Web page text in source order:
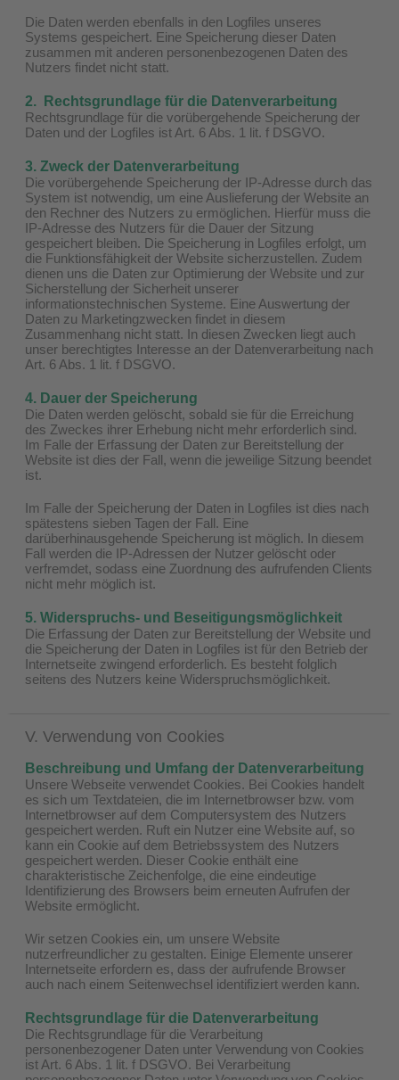
Die Daten werden ebenfalls in den Logfiles unseres
Systems gespeichert. Eine Speicherung dieser Daten
zusammen mit anderen personenbezogenen Daten des
Nutzers findet nicht statt.
2. Rechtsgrundlage für die Datenverarbeitung
Rechtsgrundlage für die vorübergehende Speicherung der
Daten und der Logfiles ist Art. 6 Abs. 1 lit. f DSGVO.
3. Zweck der Datenverarbeitung
Die vorübergehende Speicherung der IP-Adresse durch das
System ist notwendig, um eine Auslieferung der Website an
den Rechner des Nutzers zu ermöglichen. Hierfür muss die
IP-Adresse des Nutzers für die Dauer der Sitzung
gespeichert bleiben. Die Speicherung in Logfiles erfolgt, um
die Funktionsfähigkeit der Website sicherzustellen. Zudem
dienen uns die Daten zur Optimierung der Website und zur
Sicherstellung der Sicherheit unserer
informationstechnischen Systeme. Eine Auswertung der
Daten zu Marketingzwecken findet in diesem
Zusammenhang nicht statt. In diesen Zwecken liegt auch
unser berechtigtes Interesse an der Datenverarbeitung nach
Art. 6 Abs. 1 lit. f DSGVO.
4. Dauer der Speicherung
Die Daten werden gelöscht, sobald sie für die Erreichung
des Zweckes ihrer Erhebung nicht mehr erforderlich sind.
Im Falle der Erfassung der Daten zur Bereitstellung der
Website ist dies der Fall, wenn die jeweilige Sitzung beendet
ist.
Im Falle der Speicherung der Daten in Logfiles ist dies nach
spätestens sieben Tagen der Fall. Eine
darüberhinausgehende Speicherung ist möglich. In diesem
Fall werden die IP-Adressen der Nutzer gelöscht oder
verfremdet, sodass eine Zuordnung des aufrufenden Clients
nicht mehr möglich ist.
5. Widerspruchs- und Beseitigungsmöglichkeit
Die Erfassung der Daten zur Bereitstellung der Website und
die Speicherung der Daten in Logfiles ist für den Betrieb der
Internetseite zwingend erforderlich. Es besteht folglich
seitens des Nutzers keine Widerspruchsmöglichkeit.
V. Verwendung von Cookies
Beschreibung und Umfang der Datenverarbeitung
Unsere Webseite verwendet Cookies. Bei Cookies handelt
es sich um Textdateien, die im Internetbrowser bzw. vom
Internetbrowser auf dem Computersystem des Nutzers
gespeichert werden. Ruft ein Nutzer eine Website auf, so
kann ein Cookie auf dem Betriebssystem des Nutzers
gespeichert werden. Dieser Cookie enthält eine
charakteristische Zeichenfolge, die eine eindeutige
Identifizierung des Browsers beim erneuten Aufrufen der
Website ermöglicht.
Wir setzen Cookies ein, um unsere Website
nutzerfreundlicher zu gestalten. Einige Elemente unserer
Internetseite erfordern es, dass der aufrufende Browser
auch nach einem Seitenwechsel identifiziert werden kann.
Rechtsgrundlage für die Datenverarbeitung
Die Rechtsgrundlage für die Verarbeitung
personenbezogener Daten unter Verwendung von Cookies
ist Art. 6 Abs. 1 lit. f DSGVO. Bei Verarbeitung